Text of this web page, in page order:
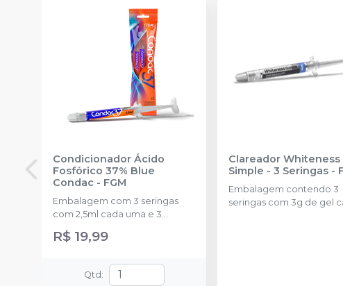
Condicionador Ácido
Fosfórico 37% Blue
Condac - FGM
Embalagem com 3 seringas
com 2,5ml cada uma e 3
R$ 19,99
Qtd :
Clareador Whiteness
Simple - 3 Seringas -
Embalagem contendo 3
seringas com 3g de gel